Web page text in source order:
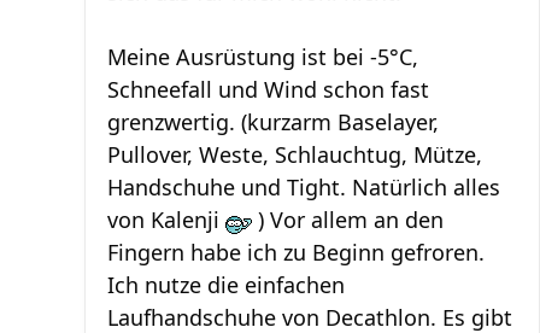
Meine Ausrüstung ist bei -5°C,
Schneefall und Wind schon fast
grenzwertig. (kurzarm Baselayer,
Pullover, Weste, Schlauchtug, Mütze,
Handschuhe und Tight. Natürlich alles
von Kalenji
) Vor allem an den
Fingern habe ich zu Beginn gefroren.
Ich nutze die einfachen
Laufhandschuhe von Decathlon. Es gibt